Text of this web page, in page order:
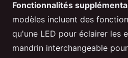
Fonctionnalités
modèles incluent des
qu'une LED pour éclairer les
mandrin interchangeable